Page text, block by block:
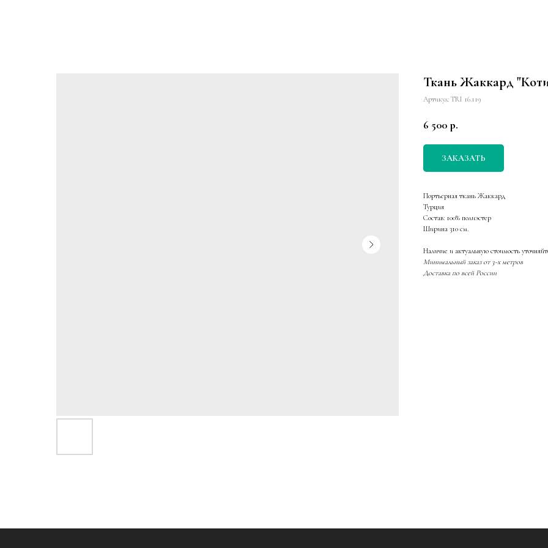
Ткань Жаккард
Артикул: TRI 16.119
6 500 р.
ЗАКАЗАТЬ
Портьерная ткань Жаккард
Турция
Состав: 100% полиэстер
Ширина 310 см.
Наличие и актуальную стоимость
Минимальный заказ от 3-х метров
Доставка по всей России